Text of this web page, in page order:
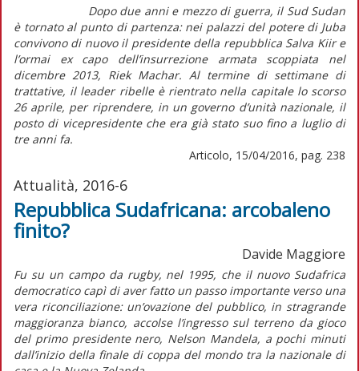
Dopo due anni e mezzo di guerra, il Sud Sudan
è tornato al punto di partenza: nei palazzi del potere di Juba
convivono di nuovo il presidente della repubblica Salva Kiir e
l’ormai ex capo dell’insurrezione armata scoppiata nel
dicembre 2013, Riek Machar. Al termine di settimane di
trattative, il leader ribelle è rientrato nella capitale lo scorso
26 aprile, per riprendere, in un governo d’unità nazionale, il
posto di vicepresidente che era già stato suo fino a luglio di
tre anni fa.
Articolo, 15/04/2016, pag. 238
Attualità, 2016-6
Repubblica Sudafricana: arcobaleno
finito?
Davide Maggiore
Fu su un campo da rugby, nel 1995, che il nuovo Sudafrica
democratico capì di aver fatto un passo importante verso una
vera riconciliazione: un’ovazione del pubblico, in stragrande
maggioranza bianco, accolse l’ingresso sul terreno da gioco
del primo presidente nero, Nelson Mandela, a pochi minuti
dall’inizio della finale di coppa del mondo tra la nazionale di